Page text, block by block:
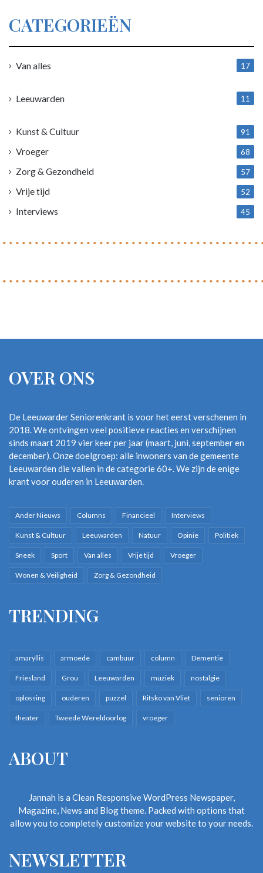
CATEGORIEËN
Van alles
17
Leeuwarden
11
Kunst & Cultuur 91
Vroeger 68
Zorg & Gezondheid 57
Vrije tijd 52
Interviews 45
OVER ONS
De Leeuwarder Seniorenkrant is voor het eerst verschenen in
2018. We ontvingen veel positieve reacties en verschijnen
sinds maart 2019 vier keer per jaar (maart, juni, september en
december). Onze doelgroep: alle inwoners van de gemeente
Leeuwarden die vallen in de categorie 60+. We zijn de enige
krant voor ouderen in Leeuwarden.
Ander Nieuws Columns Financieel Interviews
Kunst & Cultuur Leeuwarden Natuur Opinie Politiek
Sneek Sport Van alles Vrije tijd Vroeger
Wonen & Veiligheid Zorg & Gezondheid
TRENDING
amaryllis armoede cambuur column Dementie
Friesland Grou Leeuwarden muziek nostalgie
oplossing ouderen puzzel Ritsko van Vliet senioren
theater Tweede Wereldoorlog vroeger
ABOUT
Jannah is a Clean Responsive WordPress Newspaper,
Magazine, News and Blog theme. Packed with options that
allow you to completely customize your website to your needs.
NEWSLETTER